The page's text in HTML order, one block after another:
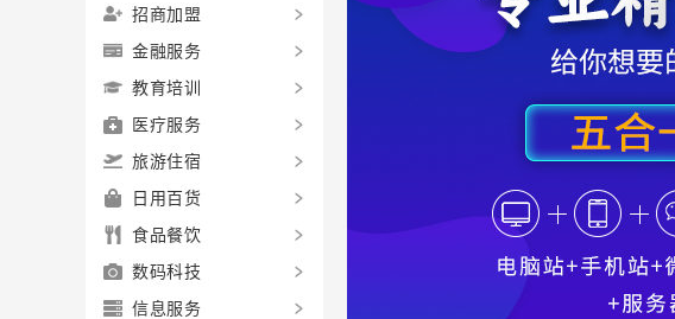
招商加盟
金融服务
教育培训
医疗服务
旅游住宿
日用百货
食品餐饮
数码科技
信息服务